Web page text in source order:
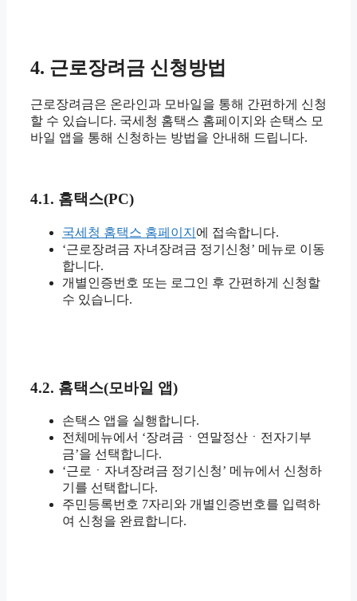
4. 근로장려금 신청방법
근로장려금은 온라인과 모바일을 통해 간편하게 신청
할 수 있습니다. 국세청 홈택스 홈페이지와 손택스 모
바일 앱을 통해 신청하는 방법을 안내해 드립니다.
4.1. 홈택스(PC)
국세청 홈택스 홈페이지 에 접속합니다.
‘근로장려금 자녀장려금 정기신청’ 메뉴로 이동
합니다.
개별인증번호 또는 로그인 후 간편하게 신청할
수 있습니다.
4.2. 홈택스(모바일 앱)
손택스 앱을 실행합니다.
전체메뉴에서 ‘장려금ㆍ연말정산ㆍ전자기부
금’을 선택합니다.
‘근로ㆍ자녀장려금 정기신청’ 메뉴에서 신청하
기를 선택합니다.
주민등록번호 7자리와 개별인증번호를 입력하
여 신청을 완료합니다.